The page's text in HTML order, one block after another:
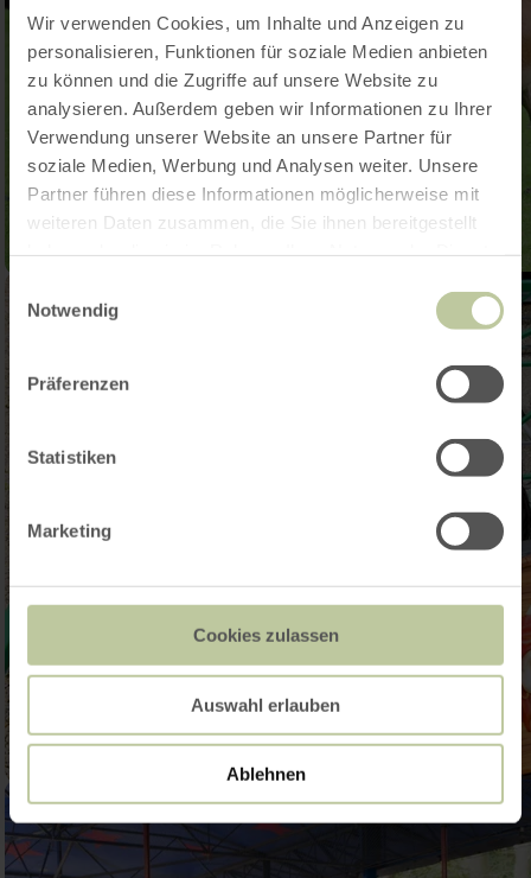
Wir verwenden Cookies, um Inhalte und Anzeigen zu
personalisieren, Funktionen für soziale Medien anbieten
zu können und die Zugriffe auf unsere Website zu
analysieren. Außerdem geben wir Informationen zu Ihrer
Verwendung unserer Website an unsere Partner für
soziale Medien, Werbung und Analysen weiter. Unsere
Partner führen diese Informationen möglicherweise mit
weiteren Daten zusammen, die Sie ihnen bereitgestellt
Notwendig
Präferenzen
Statistiken
Marketing
Cookies zulassen
Auswahl erlauben
Ablehnen